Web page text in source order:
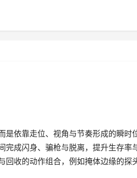
是依靠走位、视角与节奏形成的瞬时
完成闪身、骗枪与脱离，提升生存率
回收的动作组合，例如掩体边缘的探